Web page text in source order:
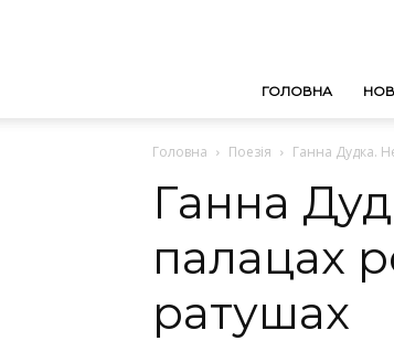
ГОЛОВНА
Головна Поезія Ганна Дудка.
Ганна
палацах
ратушах